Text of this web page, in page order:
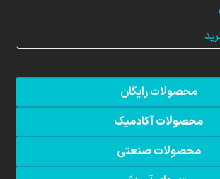
محصولات رایگان
محصولات آکادمیک
محصولات صنعتی